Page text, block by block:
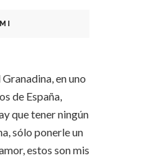
en uno
de España,
que tener ningún
sólo ponerle un
estos son mis